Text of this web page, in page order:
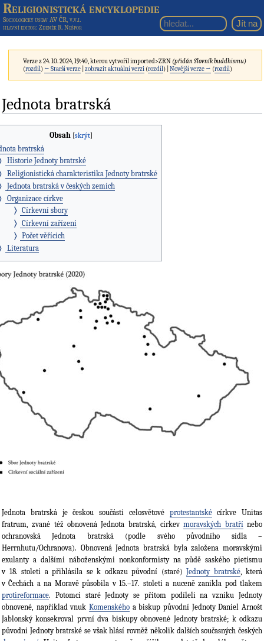
Religionistická encyklopedie
Sociologický ústav AV ČR, v.v.i.
hlavní editor: Zdeněk R. Nešpor
Verze z 24. 10. 2024, 19:40, kterou vytvořilimported>ZRN (přidán Slovník buddhismu)
(rozdíl) ← Starší verze |zobrazit aktuální verzi (rozdíl) |Novější verze → (rozdíl)
Jednota bratrská
Obsah
bratrská
Historie Jednoty bratrské
Religionistická charakteristika Jednoty bratrské
Jednota bratrská v českých zemích
Organizace církve
Církevní sbory
Církevní zařízení
Počet věřících
Literatura
Jednota bratrská je českou součástí celosvětové protestantskécírkve Unitas
fratrum, zvané též obnovená Jednota bratrská, církevmoravských bratří nebo
ochranovská Jednota bratrská (podle svého původního sídla –
Herrnhutu/Ochranova). Obnovená Jednota bratrská byla založena moravskými
exulanty a dalšími náboženskými nonkonformisty na půdě saského pietismu
v 18. století a přihlásila se k odkazu původní (staré) Jednoty bratrské, která
v Čechách a na Moravě působila v 15.–17. století a nuceně zanikla pod tlakem
protireformace. Potomci staré Jednoty se přitom podíleli na vzniku Jednoty
obnovené, například vnuk Komenského a biskup původní Jednoty Daniel Arnošt
Jablonský konsekroval první dva biskupy obnovené Jednoty bratrské; k odkazu
původní Jednoty bratrské se však hlásí rovněž několik dalších součas­ných českých